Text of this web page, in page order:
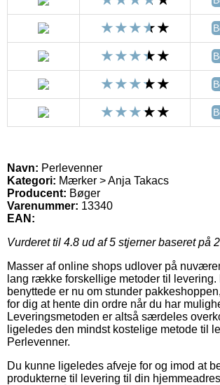
Navn: Perlevenner
Kategori: Mærker > Anja Takacs
Producent: Bøger
Varenummer: 13340
EAN:
Vurderet til 4.8 ud af 5 stjerner baseret på
Masser af online shops udlover på
lang række forskellige metoder til levering.
benyttede er nu om stunder
for dig at hente din ordre når du har
Leveringsmetoden er altså særdeles
ligeledes den mindst kostelige metode til
Perlevenner.
Du kunne ligeledes afveje for og imod at
produkterne til levering til din